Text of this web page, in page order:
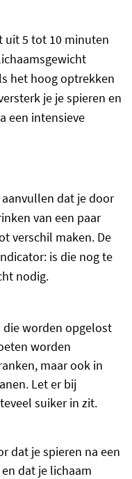
uit 5 tot 10 minuten
het hoog optrekken
je je spieren en
een intensieve
aanvullen dat je door
van een paar
verschil maken. De
is die nog te
nodig.
worden opgelost
worden
maar ook in
Let er bij
suiker in zit.
dat je spieren na een
dat je lichaam